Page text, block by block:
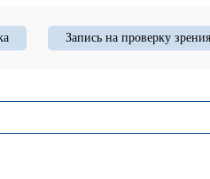
Запись на проверку зрения